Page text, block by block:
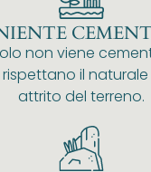
non viene
il
attrito del terreno.